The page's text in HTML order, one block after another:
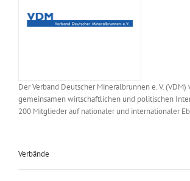
Der Verband Deutscher Mineralbrunnen e. V.
gemeinsamen wirtschaftlichen und politischen
200 Mitglieder auf nationaler und internationaler
Verbände